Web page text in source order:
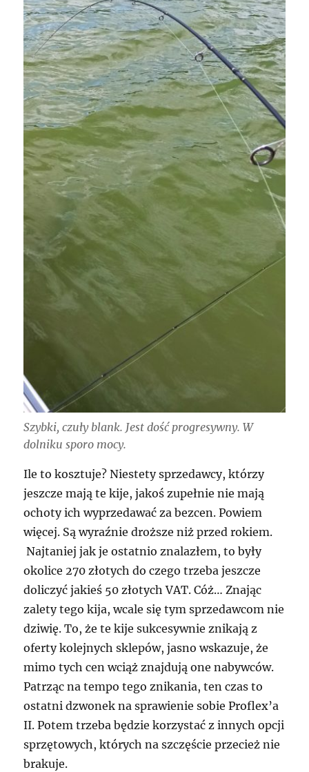
Szybki, czuły blank. Jest dość progresywny. W
dolniku sporo mocy.
Ile to kosztuje? Niestety sprzedawcy, którzy
jeszcze mają te kije, jakoś zupełnie nie mają
ochoty ich wyprzedawać za bezcen. Powiem
więcej. Są wyraźnie droższe niż przed rokiem.
Najtaniej jak je ostatnio znalazłem, to były
okolice 270 złotych do czego trzeba jeszcze
doliczyć jakieś 50 złotych VAT. Cóż… Znając
zalety tego kija, wcale się tym sprzedawcom nie
dziwię. To, że te kije sukcesywnie znikają z
oferty kolejnych sklepów, jasno wskazuje, że
mimo tych cen wciąż znajdują one nabywców.
Patrząc na tempo tego znikania, ten czas to
ostatni dzwonek na sprawienie sobie Proflex’a
II. Potem trzeba będzie korzystać z innych opcji
sprzętowych, których na szczęście przecież nie
brakuje.